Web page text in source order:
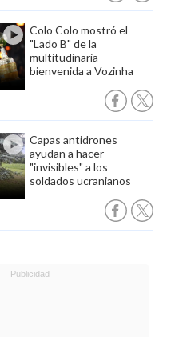
Colo Colo mostró el
"Lado B" de la
multitudinaria
bienvenida a Vozinha
Capas antidrones
ayudan a hacer
"invisibles" a los
soldados ucranianos